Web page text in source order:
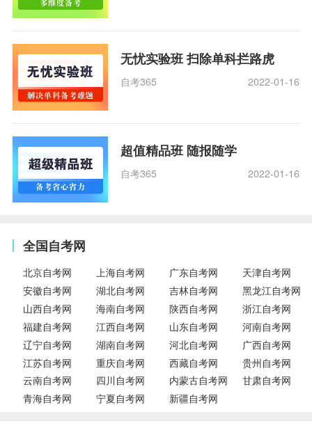
无忧实验班 扫除单科拦路虎
自考365 2022-01-16
超值精品班 随报随学
自考365 2022-01-16
全国自考网
北京自考网 上海自考网 广东自考网
天津自考网
安徽自考网
湖北自考网 吉林自考网
黑龙江自考网
山西自考网
海南自考网 陕西自考网
浙江自考网
福建自考网
江西自考网 山东自考网
河南自考网
辽宁自考网
湖南自考网 河北自考网
广西自考网
江苏自考网
重庆自考网 西藏自考网
贵州自考网
云南自考网
四川自考网 内蒙古自考网
甘肃自考网
青海自考网
宁夏自考网 新疆自考网